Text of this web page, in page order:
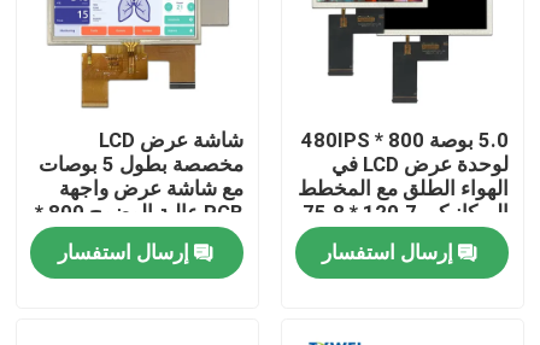
المنزل
5.0 بوصة 800 * 480IPS
لوحدة عرض LCD في
الهواء الطلق مع المخطط
الميكانيكي 120.7 * 75.8
* 2.8
إرسال استفسار
شاشة عرض LCD
مخصصة بطول 5 بوصات
مع شاشة عرض واجهة
RGB عالية الوضوح 800 *
480
إرسال استفسار